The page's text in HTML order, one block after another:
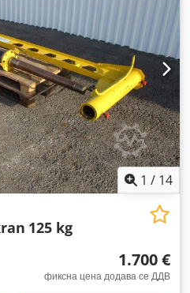
1 / 14
125 kg
1.700 €
фиксна цена додава се ДДВ